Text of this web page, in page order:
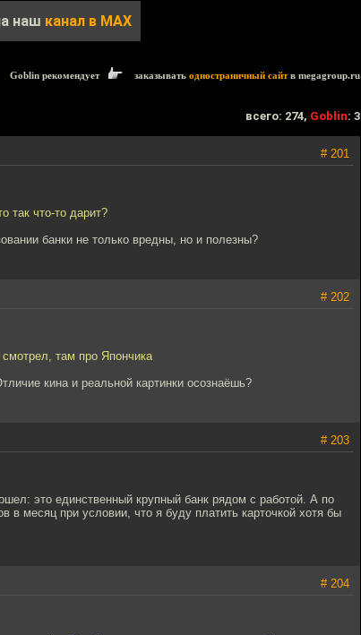
наш канал в MAX
Goblin рекомендует заказывать одностраничный сайтв megagroup.ru
всего: 274, Goblin: 3
# 201
так что-то дарит?
банки не только вредны, но и полезны?
# 202
там про Япончика
кина и реальной картинки осознаёшь?
# 203
это единственный крупный банк рядом с работой. А по
в месяц при условии, что я буду платить карточкой хотя бы
# 204